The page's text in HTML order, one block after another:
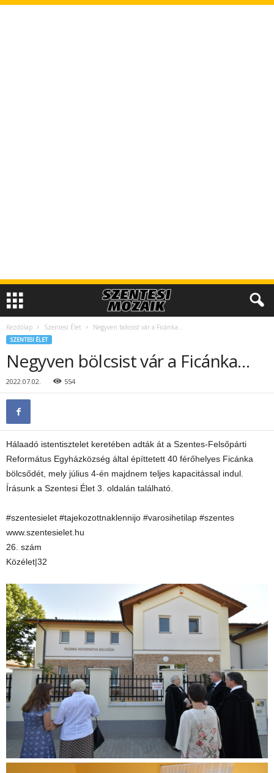
Kezdőlap Szentesi Élet Negyven bölcsist vár a Ficánka…
SZENTESI ÉLET
Negyven bölcsist vár a Ficánka…
2022.07.02. 554
Hálaadó istentisztelet keretében adták át a Szentes-Felsőpárti
Református Egyházközség által építtetett 40 férőhelyes Ficánka
bölcsődét, mely július 4-én majdnem teljes kapacitással indul.
Írásunk a Szentesi Élet 3. oldalán található.
#szentesielet #tajekozottnaklennijo #varosihetilap #szentes
www.szentesielet.hu
26. szám
Közélet|32